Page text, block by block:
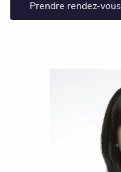
Prendre rendez-vous